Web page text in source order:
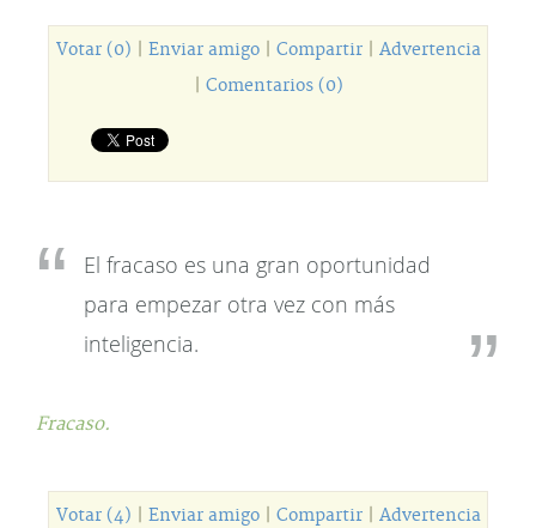
Votar (0) Enviar amigo| Compartir| Advertencia
Comentarios (0)
El fracaso es una gran oportunidad
para empezar otra vez con más
inteligencia.
Fracaso.
Votar (4) Enviar amigo| Compartir| Advertencia